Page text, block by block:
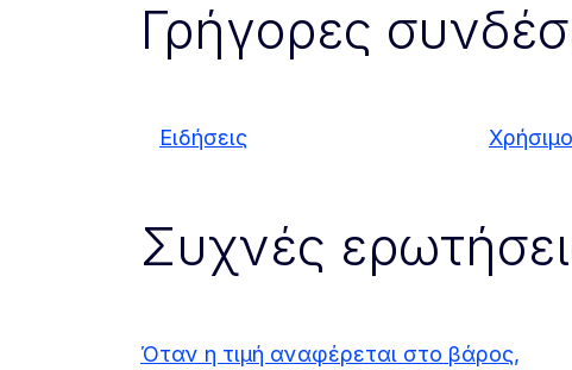
Γρήγορες
Ειδήσεις
Συχνές
Όταν η τιμή αναφέρεται στο βάρος,